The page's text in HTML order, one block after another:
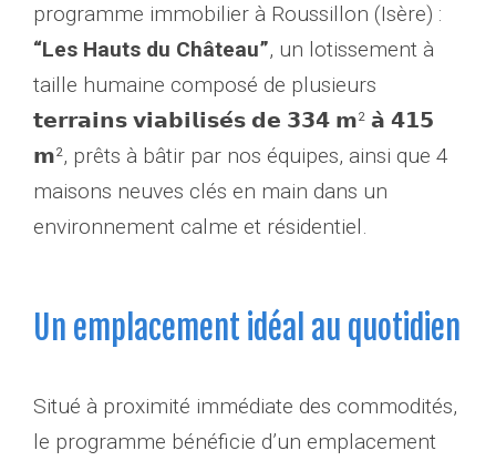
programme immobilier à Roussillon (Isère) :
“Les Hauts du Château”, un lotissement à
taille humaine composé de plusieurs
𝘁𝗲𝗿𝗿𝗮𝗶𝗻𝘀 𝘃𝗶𝗮𝗯𝗶𝗹𝗶𝘀𝗲́𝘀 𝗱𝗲 𝟯𝟯𝟰 𝗺² 𝗮̀ 𝟰𝟭𝟱
𝗺², prêts à bâtir par nos équipes, ainsi que 4
maisons neuves clés en main dans un
environnement calme et résidentiel.
Un emplacement idéal au quotidien
Situé à proximité immédiate des commodités,
le programme bénéficie d’un emplacement